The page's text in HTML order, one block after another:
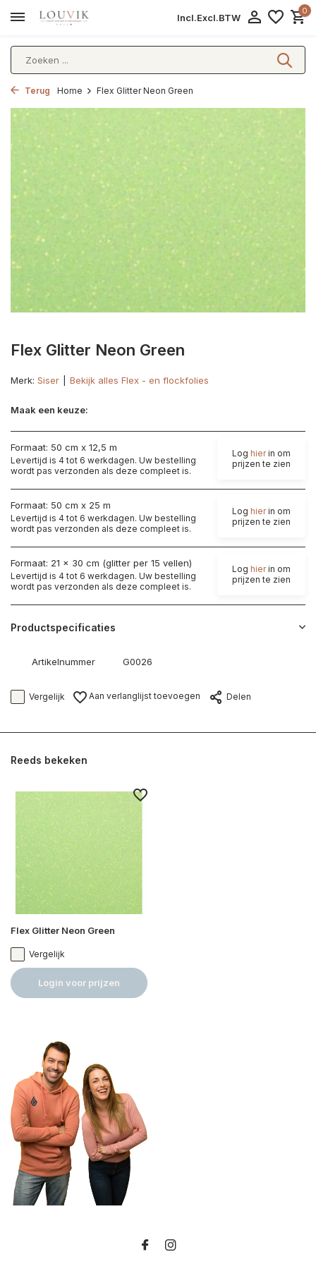
Incl.Excl.BTW
0
Terug Home Flex Glitter Neon Green
Flex Glitter Neon Green
Merk: Siser Bekijk alles Flex - en flockfolies
Maak een keuze:
Formaat: 50 cm x 12,5 m
Levertijd is 4 tot 6 werkdagen. Uw bestelling
wordt pas verzonden als deze compleet is.
Log hierin om
prijzen te zien
Formaat: 50 cm x 25 m
Levertijd is 4 tot 6 werkdagen. Uw bestelling
wordt pas verzonden als deze compleet is.
Log hierin om
prijzen te zien
Formaat: 21 x 30 cm (glitter per 15 vellen)
Levertijd is 4 tot 6 werkdagen. Uw bestelling
wordt pas verzonden als deze compleet is.
Log hierin om
prijzen te zien
Productspecificaties
Artikelnummer G0026
Vergelijk Aan verlanglijst toevoegen Delen
Reeds bekeken
Flex Glitter Neon Green
Vergelijk
Login voor prijzen